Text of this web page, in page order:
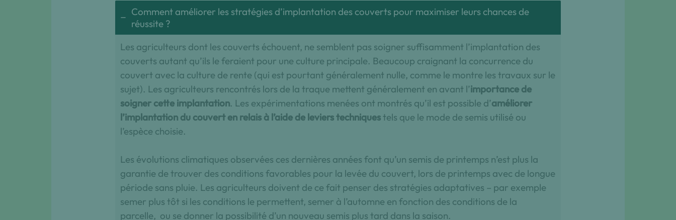
Comment améliorer les stratégies d’implantation des couverts pour maximiser leurs chances de
réussite ?
Les agriculteurs dont les couverts échouent, ne semblent pas soigner suffisamment l’implantation des
couverts autant qu’ils le feraient pour une culture principale. Beaucoup craignant la concurrence du
couvert avec la culture de rente (qui est pourtant généralement nulle, comme le montre les travaux sur le
sujet). Les agriculteurs rencontrés lors de la traque mettent généralement en avant l’importance de
soigner cette implantation. Les expérimentations menées ont montrés qu’il est possible d’améliorer
l’implantation du couvert en relais à l’aide de leviers techniquestels que le mode de semis utilisé ou
l’espèce choisie.
Les évolutions climatiques observées ces dernières années font qu’un semis de printemps n’est plus la
garantie de trouver des conditions favorables pour la levée du couvert, lors de printemps avec de longue
période sans pluie. Les agriculteurs doivent de ce fait penser des stratégies adaptatives – par exemple
semer plus tôt si les conditions le permettent, semer à l’automne en fonction des conditions de la
parcelle, ou se donner la possibilité d’un nouveau semis plus tard dans la saison.